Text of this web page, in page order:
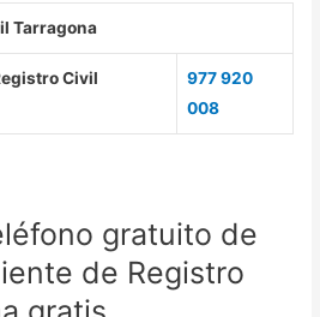
Tarragona
Civil
977 920
008
gratuito de
de Registro